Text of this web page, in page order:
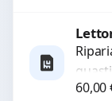
60,00